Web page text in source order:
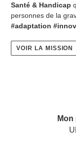
Santé & Handicap
personnes de la
#adaptation
VOIR LA MISSION